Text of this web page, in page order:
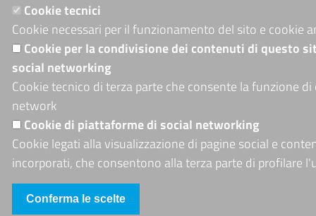
Cookie tecnici
Cookie necessari per il funzionamento del sito e cookie
Cookie per la condivisione dei contenuti di questo
social networking
Cookie tecnico di terza parte che consente la funzione
network
Cookie di piattaforme di social networking
Cookie legati alla visualizzazione di pagine social e
incorporati, che consentono alla terza parte di profilare
Conferma le scelte